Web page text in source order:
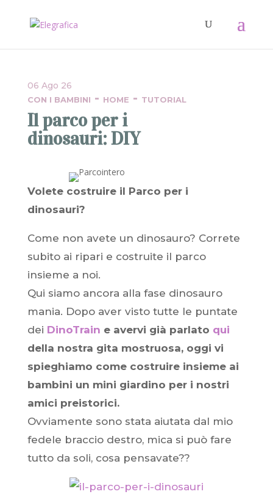
CON I BAMBINI - HOME - TUTORIAL
06 Ago 26
Il parco per i
dinosauri: DIY
Volete costruire il Parco per i
dinosauri?
Come non avete un dinosauro? Correte
subito ai ripari e costruite il parco
insieme a noi.
Qui siamo ancora alla fase dinosauro
mania. Dopo aver visto tutte le puntate
dei DinoTrain e avervi già parlato qui
della nostra gita mostruosa, oggi vi
spieghiamo come costruire insieme ai
bambini un mini giardino per i nostri
amici preistorici.
Ovviamente sono stata aiutata dal mio
fedele braccio destro, mica si può fare
tutto da soli, cosa pensavate??